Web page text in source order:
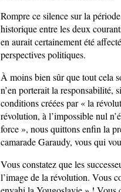
Rompre ce silence sur la
historique entre les deux
en aurait certainement été
perspectives politiques.
À moins bien sûr que tout cela
n’en porterait la responsabilité,
conditions créées par « la
révolution, à l’impossible nul
force », nous quittons enfin la
camarade Garaudy, vous qui
Vous constatez que les
l’image de la révolution. Vous